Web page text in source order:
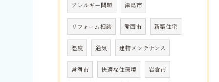
アレルギー問題 津島市
リフォーム相談 愛西市 新築住宅
湿度 通気 建物メンテナンス
常滑市 快適な住環境 岩倉市